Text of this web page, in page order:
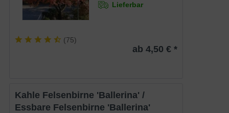
Lieferbar
(75)
ab 4,50 € *
Kahle Felsenbirne 'Ballerina' /
Essbare Felsenbirne 'Ballerina'